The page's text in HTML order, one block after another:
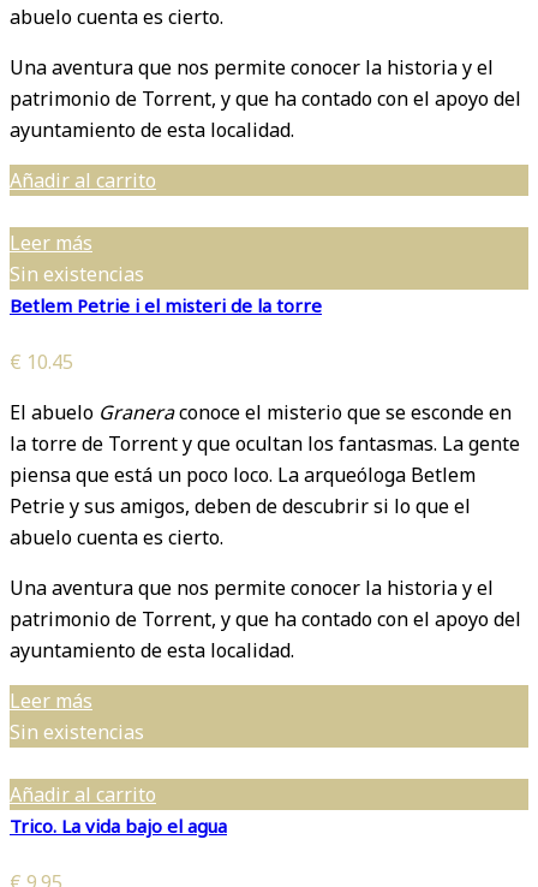
abuelo cuenta es cierto.
Una aventura que nos permite conocer la historia y el
patrimonio de Torrent, y que ha contado con el apoyo del
ayuntamiento de esta localidad.
Añadir al carrito
Leer más
Sin existencias
Betlem Petrie i el misteri de la torre
€ 10.45
El abuelo Graneraconoce el misterio que se esconde en
la torre de Torrent y que ocultan los fantasmas. La gente
piensa que está un poco loco. La arqueóloga Betlem
Petrie y sus amigos, deben de descubrir si lo que el
abuelo cuenta es cierto.
Una aventura que nos permite conocer la historia y el
patrimonio de Torrent, y que ha contado con el apoyo del
ayuntamiento de esta localidad.
Leer más
Sin existencias
Añadir al carrito
Trico. La vida bajo el agua